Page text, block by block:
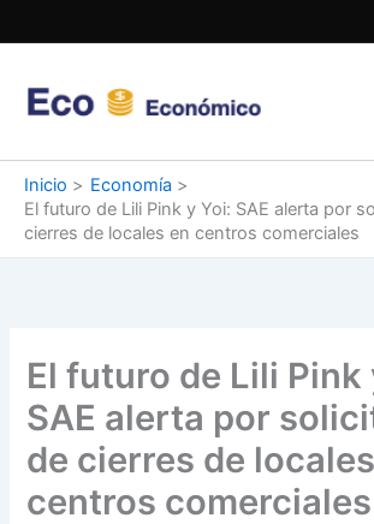
al
Inicio
Economía
El futuro de Lili Pink y Yoi: SAE alerta por
cierres de locales en centros comerciales
El futuro de Lili Pink
SAE alerta por
de cierres de
centros comerciales